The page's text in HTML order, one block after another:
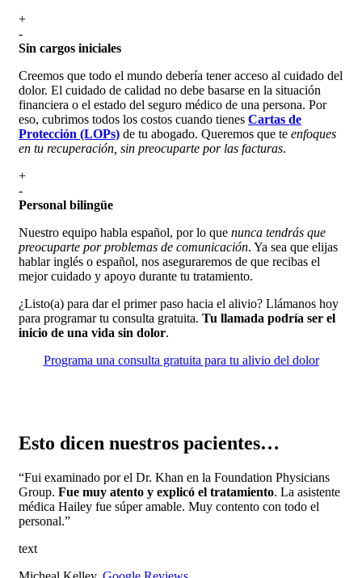
+
-
Sin cargos iniciales
Creemos que todo el mundo debería tener acceso al cuidado del
dolor. El cuidado de calidad no debe basarse en la situación
financiera o el estado del seguro médico de una persona. Por
eso, cubrimos todos los costos cuando tienes Cartas de
Protección (LOPs) de tu abogado. Queremos que te enfoques
en tu recuperación, sin preocuparte por las facturas.
+
-
Personal bilingüe
Nuestro equipo habla español, por lo que nunca tendrás que
preocuparte por problemas de comunicación. Ya sea que elijas
hablar inglés o español, nos aseguraremos de que recibas el
mejor cuidado y apoyo durante tu tratamiento.
¿Listo(a) para dar el primer paso hacia el alivio? Llámanos hoy
para programar tu consulta gratuita. Tu llamada podría ser el
inicio de una vida sin dolor.
Programa una consulta gratuita para tu alivio del dolor
Esto dicen nuestros pacientes…
“Fui examinado por el Dr. Khan en la Foundation Physicians
Group. Fue muy atento y explicó el tratamiento. La asistente
médica Hailey fue súper amable. Muy contento con todo el
personal.”
text